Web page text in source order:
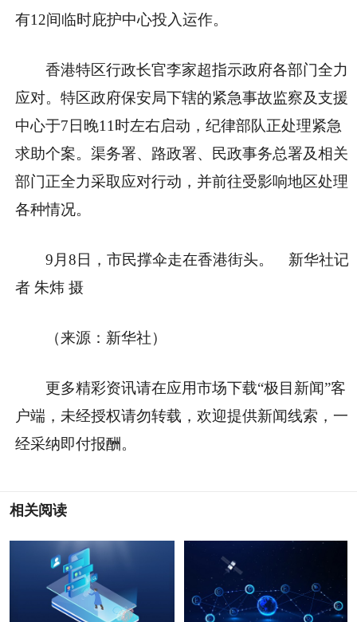
有12间临时庇护中心投入运作。
香港特区行政长官李家超指示政府各部门全力
应对。特区政府保安局下辖的紧急事故监察及支援
中心于7日晚11时左右启动，纪律部队正处理紧急
求助个案。渠务署、路政署、民政事务总署及相关
部门正全力采取应对行动，并前往受影响地区处理
各种情况。
9月8日，市民撑伞走在香港街头。 新华社记
者 朱炜 摄
（来源：新华社）
更多精彩资讯请在应用市场下载“极目新闻”客
户端，未经授权请勿转载，欢迎提供新闻线索，一
经采纳即付报酬。
相关阅读